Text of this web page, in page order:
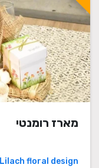
מארז רומנטי
Lilach floral design